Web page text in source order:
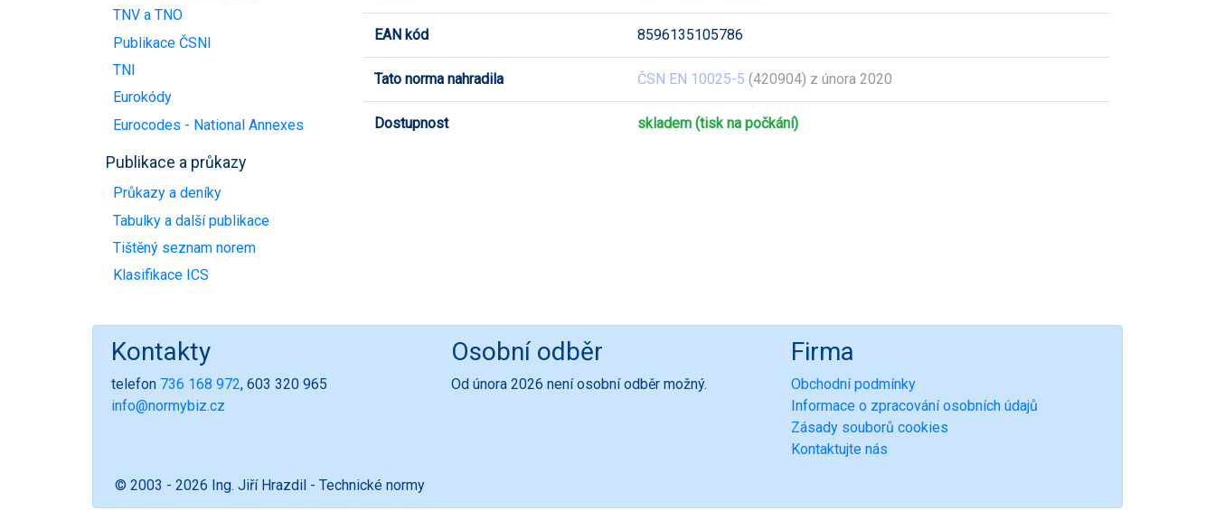
TNV a TNO
Publikace ČSNI
TNI
Eurokódy
Eurocodes - National Annexes
Publikace a průkazy
Průkazy a deníky
Tabulky a další publikace
Tištěný seznam norem
Klasifikace ICS
EAN kód 8596135105786
Tato norma nahradila ČSN EN 10025-5 (420904) z února 2020
Dostupnost skladem (tisk na počkání)
Kontakty
telefon 736 168 972, 603 320 965
info@normybiz.cz
Osobní odběr
Od února 2026 není osobní odběr možný.
Firma
Obchodní podmínky
Informace o zpracování osobních údajů
Zásady souborů cookies
Kontaktujte nás
© 2003 - 2026 Ing. Jiří Hrazdil - Technické normy